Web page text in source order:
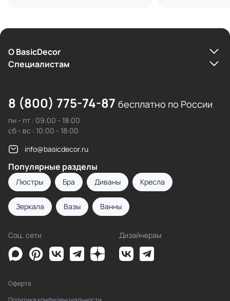
О BasicDecor
Cпециалистам
8 (800) 775-74-87 бесплатно по России
пн - пт : 09:00 - 18:00
сб - вс : 10:00 - 18:00
info@basicdecor.ru
Популярные разделы
Люстры Бра Диваны Кресла
Зеркала Вазы Ванны
Соц. сети Дизайнерам
Оферта